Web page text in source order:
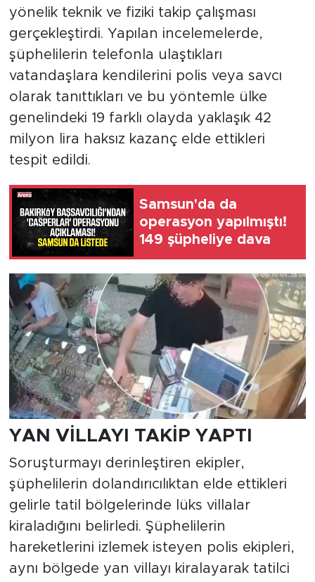
yönelik teknik ve fiziki takip çalışması
gerçekleştirdi. Yapılan incelemelerde,
şüphelilerin telefonla ulaştıkları
vatandaşlara kendilerini polis veya savcı
olarak tanıttıkları ve bu yöntemle ülke
genelindeki 19 farklı olayda yaklaşık 42
milyon lira haksız kazanç elde ettikleri
tespit edildi.
Samsun'da da
operasyon yapılmıştı!
149 şüpheliye dava
YAN VİLLAYI TAKİP YAPTI
Soruşturmayı derinleştiren ekipler,
şüphelilerin dolandırıcılıktan elde ettikleri
gelirle tatil bölgelerinde lüks villalar
kiraladığını belirledi. Şüphelilerin
hareketlerini izlemek isteyen polis ekipleri,
aynı bölgede yan villayı kiralayarak tatilci